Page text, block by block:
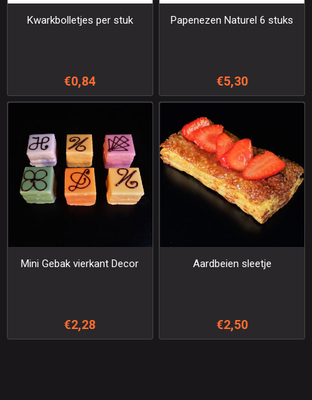
Kwarkbolletjes per stuk
€0,84
Papenezen Naturel 6 stuks
€5,30
Mini Gebak vierkant Decor
€2,28
Aardbeien sleetje
€2,50